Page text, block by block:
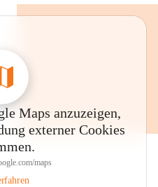
Maps anzuzeigen,
externer Cookies
maps